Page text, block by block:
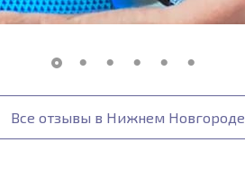
Все отзывы в Нижнем Новгороде